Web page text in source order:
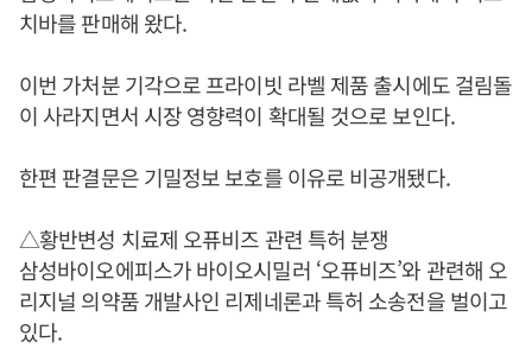
치바를 판매해 왔다.
이번 가처분 기각으로 프라이빗 라벨 제품 출시에도 걸림돌
이 사라지면서 시장 영향력이 확대될 것으로 보인다.
한편 판결문은 기밀정보 보호를 이유로 비공개됐다.
△황반변성 치료제 오퓨비즈 관련 특허 분쟁
삼성바이오에피스가 바이오시밀러 ‘오퓨비즈’와 관련해 오
리지널 의약품 개발사인 리제네론과 특허 소송전을 벌이고
있다.